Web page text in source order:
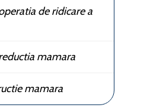
de ridicare a
mamara
mamara